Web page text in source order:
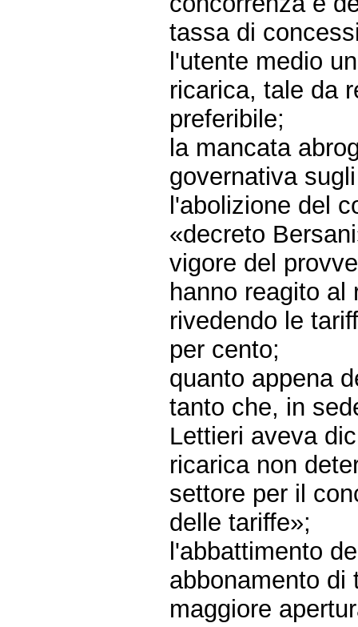
tassa di
l'utente medio
ricarica, tale da
preferibile;
la mancata
governativa
l'abolizione del
«decreto
vigore del
hanno reagito al
rivedendo le
per cento;
quanto appena
tanto che, in
Lettieri aveva
ricarica non
settore per il
delle tariffe»;
l'abbattimento
abbonamento di
maggiore